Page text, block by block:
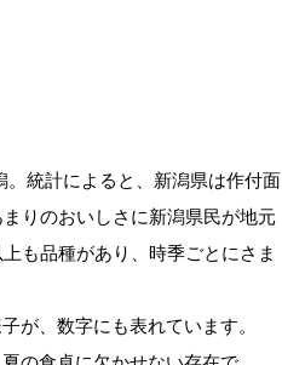
。統計によると、新潟県は作付面
りのおいしさに新潟県民が地元
も品種があり、時季ごとにさま
が、数字にも表れています。